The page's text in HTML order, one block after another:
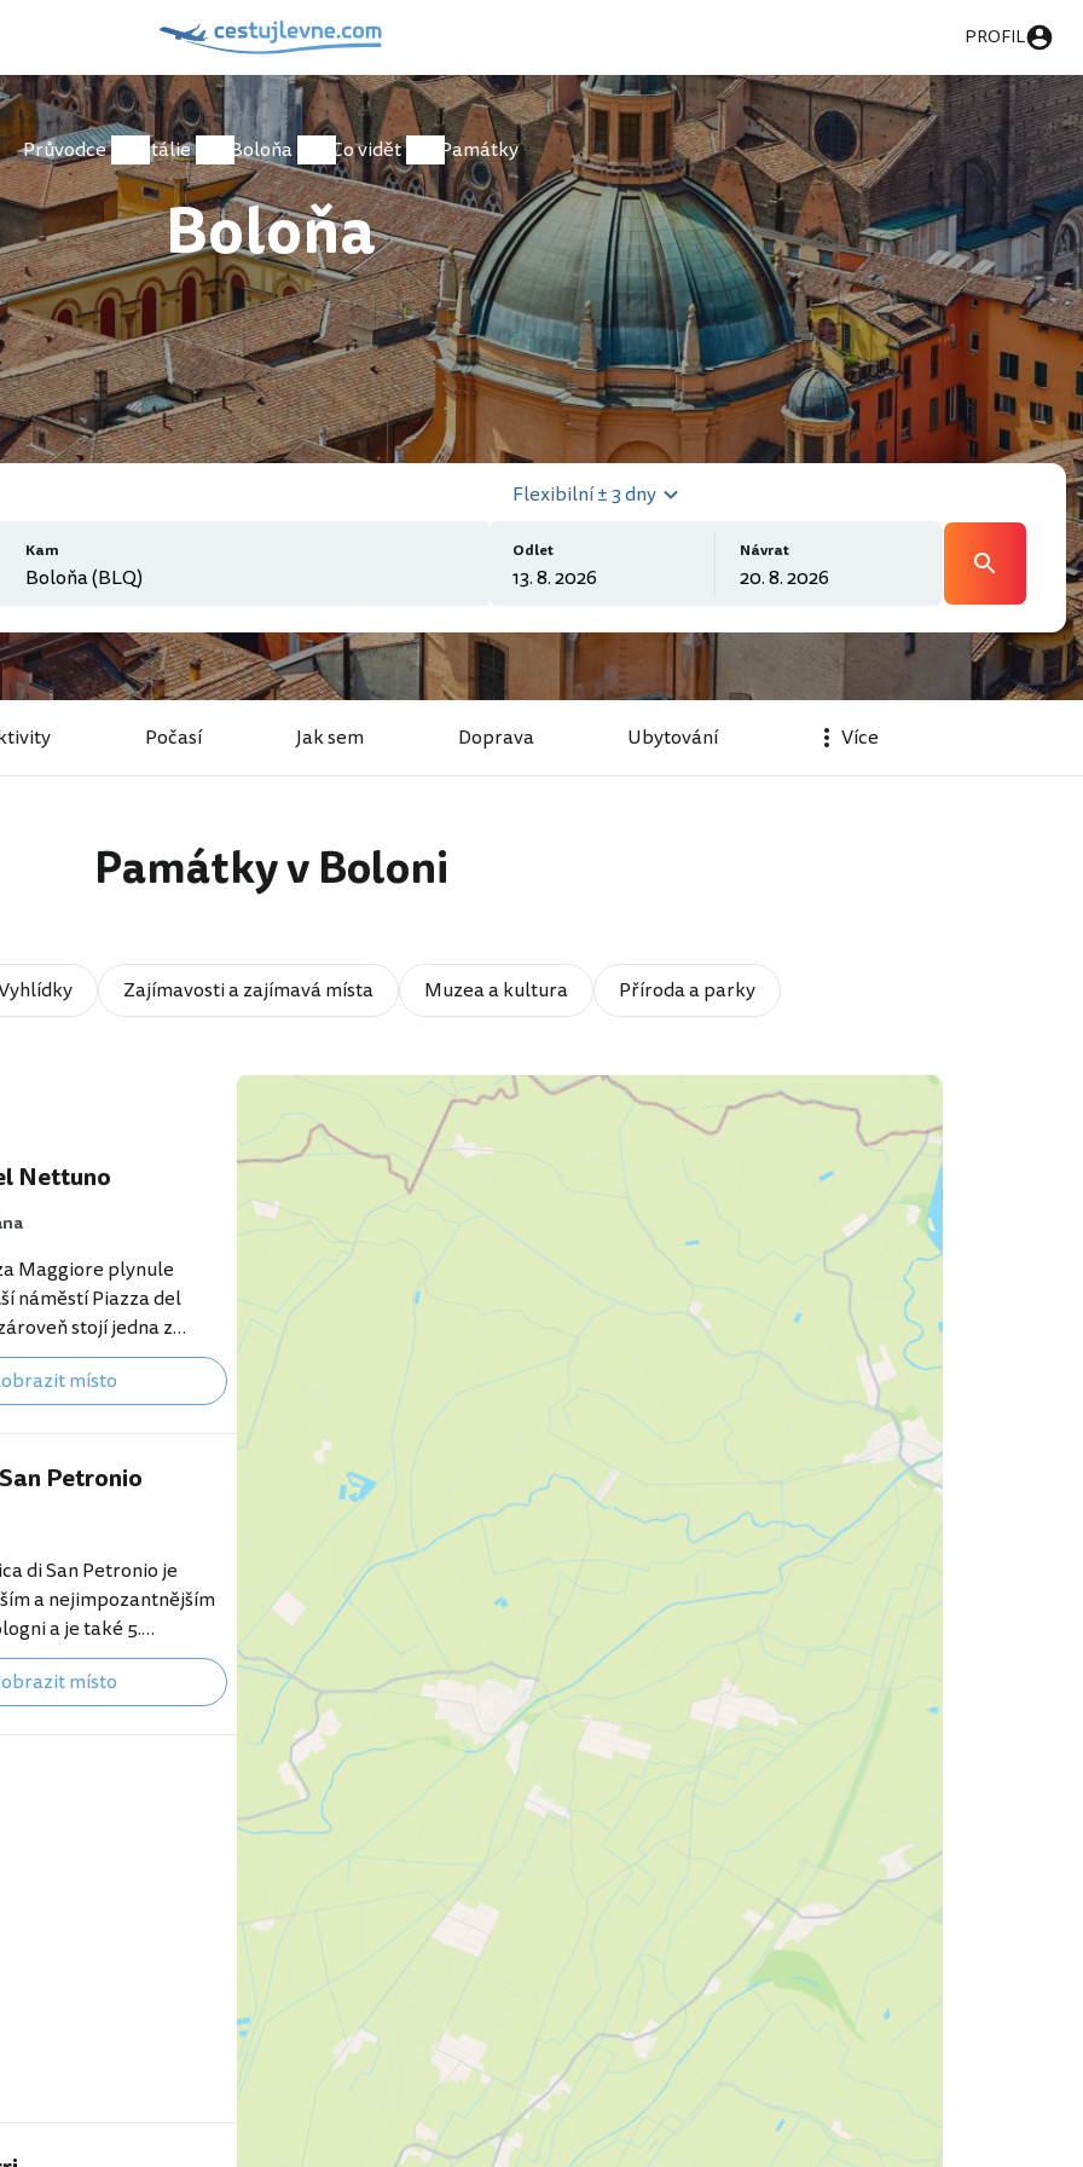
PROFIL
Průvodce Itálie Boloňa Co vidět Památky
Boloňa
Kam
Flexibilní ± 3 dny
Odlet Návrat
Počasí Jak sem Doprava Ubytování Více
Památky v Boloni
Zajímavosti a zajímavá místa Muzea a kultura Příroda a parky
Nettuno
Maggiore plynule
náměstí Piazza del
stojí jedna z
fontán v Itálii - Fontana
"Rezervujte si hotel se
teď"
city/it/bolog
v Boloni patří k
města a
mnoha propagačních
byla dokončena
místo
Petronio
di San Petronio je
a nejimpozantnějším
a je také 5.
na světě. Stavební
stojící na místě
domů a 8 kostelů,
ale pokračovaly po
místo